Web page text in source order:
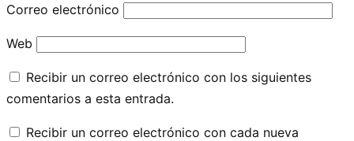
Correo electrónico
Web
Recibir un correo electrónico con los siguientes
comentarios a esta entrada.
Recibir un correo electrónico con cada nueva